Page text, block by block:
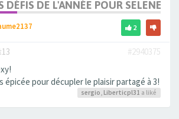
DÉFIS DE L'ANNÉE POUR SELENE
2
#2940375
épicée pour décupler le plaisir partagé à 3!
sergio Liberticpl31 a liké